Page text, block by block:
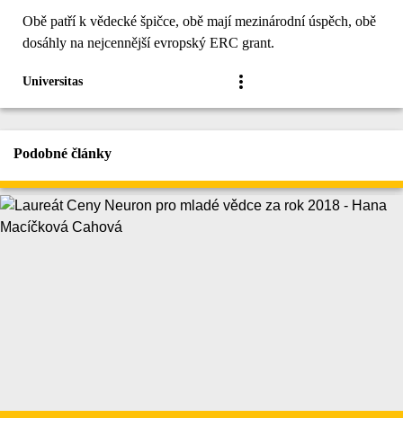
Obě patří k vědecké špičce, obě mají mezinárodní úspěch, obě
dosáhly na nejcennější evropský ERC grant.
Universitas
Podobné články